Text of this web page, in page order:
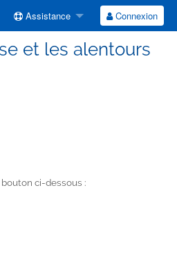
Assistance Connexion
et les alentours
ci-dessous :